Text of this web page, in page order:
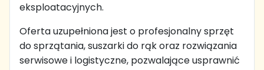
eksploatacyjnych.
Oferta uzupełniona jest o profesjonalny sprzęt
do sprzątania, suszarki do rąk oraz rozwiązania
serwisowe i logistyczne, pozwalające usprawnić